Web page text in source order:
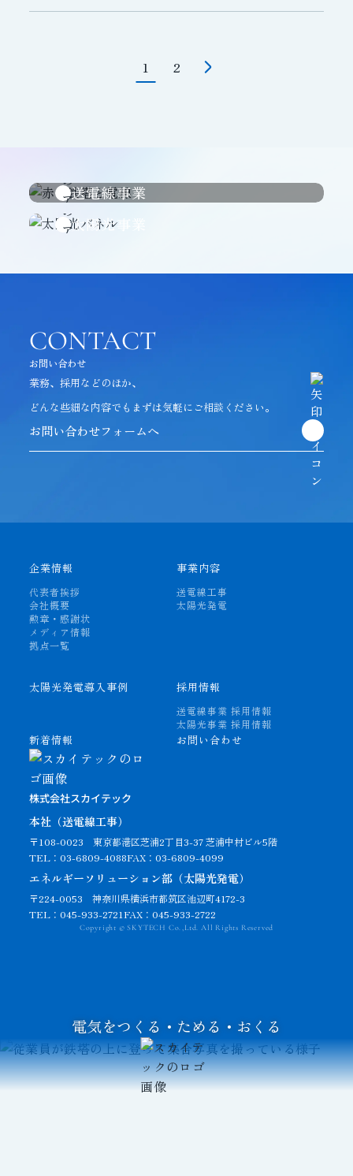
1 2
送電線事業
太陽光事業
CONTACT
お問い合わせ
業務、採用などのほか、
どんな些細な内容でも まずは気軽にご相談ください。
お問い合わせフォームへ
株式会社スカイテック
本社（送電線工事）
〒108-0023 東京都港区芝浦2丁目3-37 芝浦中村ビル5階
TEL：03-6809-4088FAX：03-6809-4099
エネルギーソリューション部（太陽光発電）
〒224-0053 神奈川県横浜市都筑区池辺町4172-3
TEL：045-933-2721FAX：045-933-2722
企業情報
代表者挨拶
会社概要
勲章・感謝状
メディア情報
拠点一覧
事業内容
送電線工事
太陽光発電
太陽光発電導入事例 採用情報
送電線事業 採用情報
太陽光事業 採用情報
新着情報 お問い合わせ
Copyright © SKYTECH Co.,Ltd. All Rights Reserved
電気をつくる・ためる・おくる